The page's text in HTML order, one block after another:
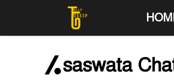
to
saswata